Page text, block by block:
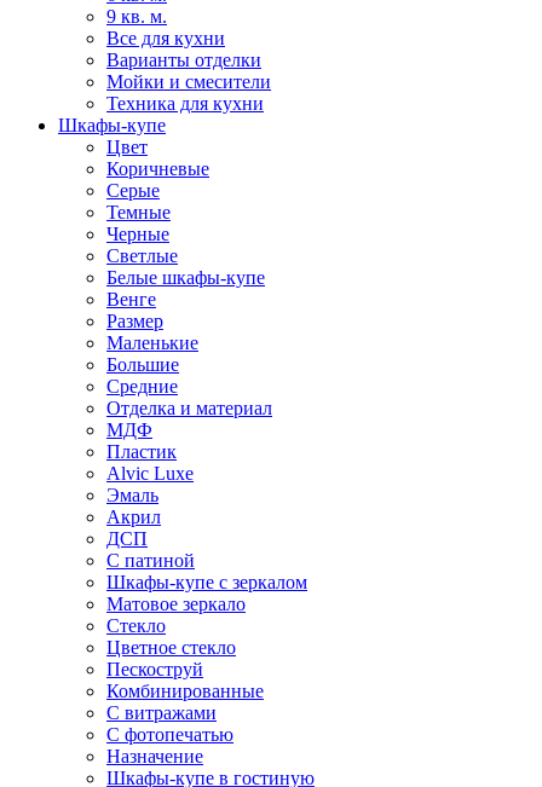
9 кв. м.
Все для кухни
Варианты отделки
Мойки и смесители
Техника для кухни
Шкафы-купе
Цвет
Коричневые
Серые
Темные
Черные
Светлые
Белые шкафы-купе
Венге
Размер
Маленькие
Большие
Средние
Отделка и материал
МДФ
Пластик
Alvic Luxe
Эмаль
Акрил
ДСП
С патиной
Шкафы-купе с зеркалом
Матовое зеркало
Стекло
Цветное стекло
Пескоструй
Комбинированные
С витражами
С фотопечатью
Назначение
Шкафы-купе в гостиную